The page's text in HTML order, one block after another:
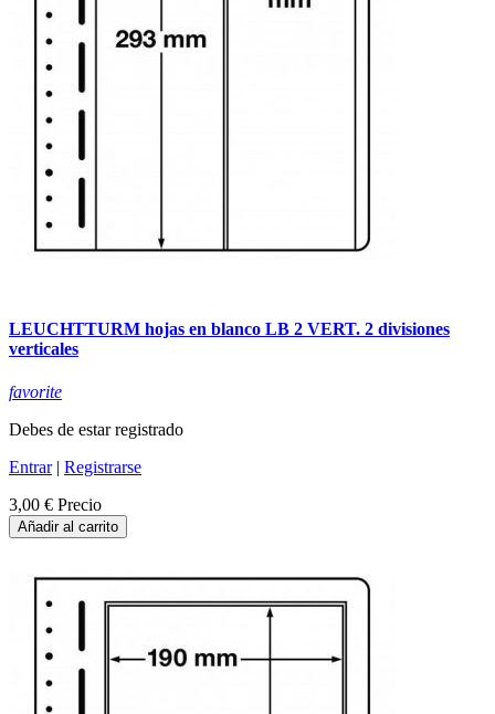
LEUCHTTURM hojas en blanco LB 2 VERT. 2 divisiones
verticales
favorite
Debes de estar registrado
Entrar| Registrarse
3,00 € Precio
Añadir al carrito